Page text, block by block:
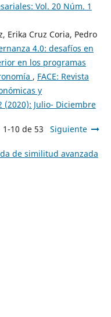
Vol. 20 Núm. 1
Erika Cruz Coria, Pedro
4.0: desafíos en
en los programas
, FACE: Revista
y
(2020): Julio- Diciembre
1-10 de 53 Siguiente
de similitud avanzada